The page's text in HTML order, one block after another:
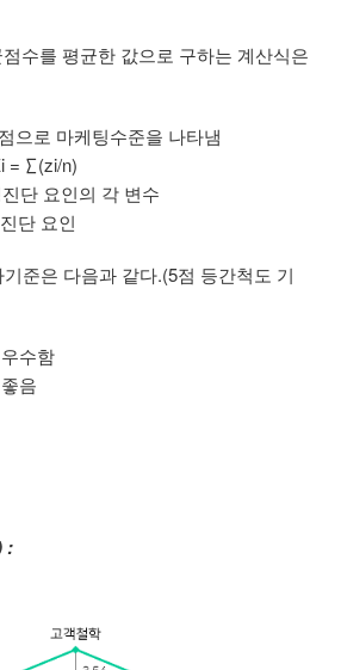
수를 평균한 값으로 구하는 계산식은
으로 마케팅수준을 나타냄
= ∑(zi/n)
요인의 각 변수
단 요인
준은 다음과 같다.(5점 등간척도 기
수함
음
: